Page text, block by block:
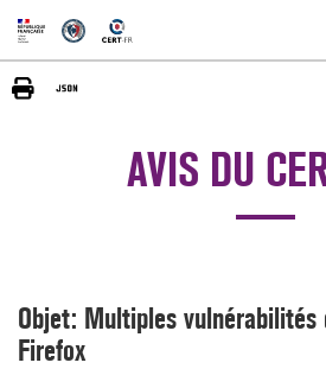
AVIS DU
Objet: Multiples vulnérabilités
Firefox